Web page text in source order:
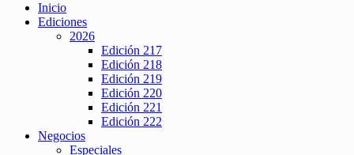
Inicio
Ediciones
2026
Edición 217
Edición 218
Edición 219
Edición 220
Edición 221
Edición 222
Negocios
Especiales